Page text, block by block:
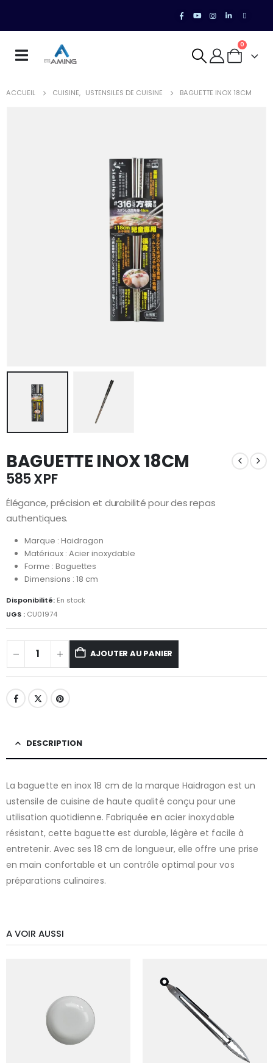
0
ACCUEIL CUISINE, USTENSILES DE CUISINE BAGUETTE INOX 18CM
BAGUETTE INOX 18CM
585XPF
Élégance, précision et durabilité pour des repas
authentiques.
Marque : Haidragon
Matériaux : Acier inoxydable
Forme : Baguettes
Dimensions : 18 cm
Disponibilité: En stock
UGS : CU01974
AJOUTER AU PANIER
DESCRIPTION
La baguette en inox 18 cm de la marque Haidragon est un
ustensile de cuisine de haute qualité conçu pour une
utilisation quotidienne. Fabriquée en acier inoxydable
résistant, cette baguette est durable, légère et facile à
entretenir. Avec ses 18 cm de longueur, elle offre une prise
en main confortable et un contrôle optimal pour vos
préparations culinaires.
A VOIR AUSSI